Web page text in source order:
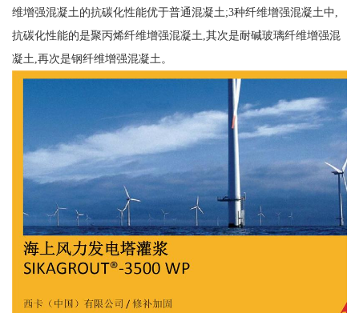
维增强混凝土的抗碳化性能优于普通混凝土;3种纤维增强混凝土中,
抗碳化性能的是聚丙烯纤维增强混凝土,其次是耐碱玻璃纤维增强混
凝土,再次是钢纤维增强混凝土。